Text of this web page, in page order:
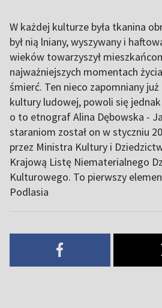
W każdej kulturze była tkanina
był nią lniany, wyszywany i
wieków towarzyszył
najważniejszych momentach
śmierć. Ten nieco zapomniany
kultury ludowej, powoli się
o to etnograf Alina Dębowska -
staraniom został on w styczniu
przez Ministra Kultury i
Krajową Listę Niematerialnego
Kulturowego. To pierwszy
Podlasia